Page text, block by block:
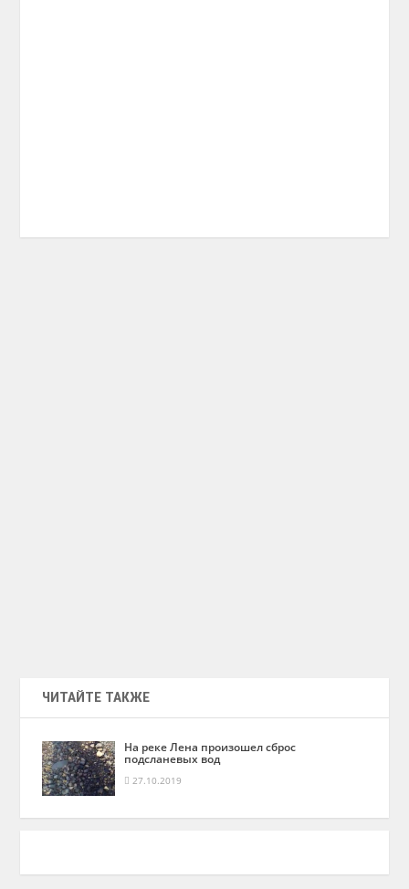
ЧИТАЙТЕ ТАКЖЕ
На реке Лена произошел сброс
подсланевых вод
27.10.2019